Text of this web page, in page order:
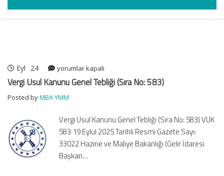
Eyl 24
Vergi
Usul
Genel
(Sıra
No:
583)
için
yorumlar kapalı
Vergi Usul Kanunu Genel Tebliği (Sıra No: 583)
Posted byMBA YMM
Vergi Usul Kanunu Genel Tebliği (Sıra No: 583) VUK
583 19 Eylül 2025 Tarihli Resmi Gazete Sayı:
33022 Hazine ve Maliye Bakanlığı (Gelir İdaresi
Başkan…